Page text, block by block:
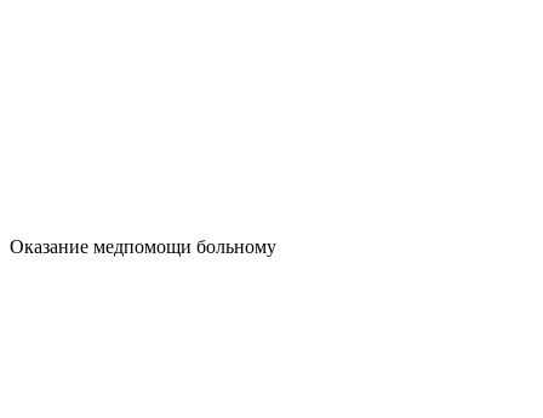
Оказание медпомощи больному